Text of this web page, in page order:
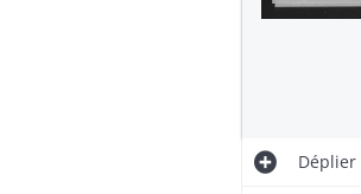
Déplier